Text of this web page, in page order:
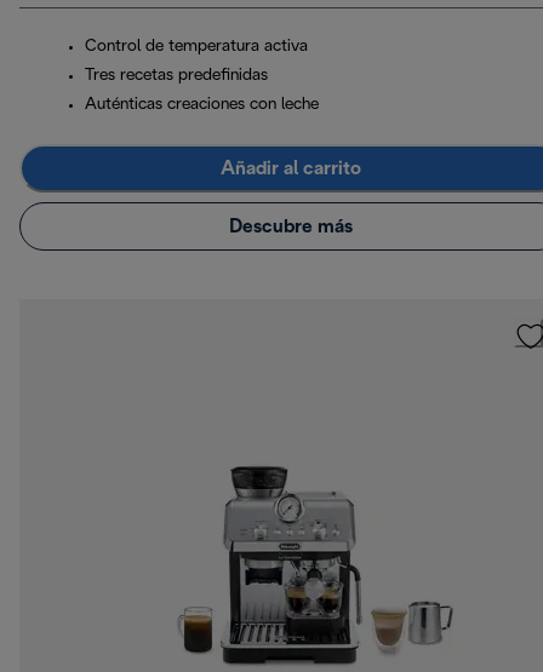
Control de temperatura activa
Tres recetas predefinidas
Auténticas creaciones con leche
Añadir al carrito
Descubre más